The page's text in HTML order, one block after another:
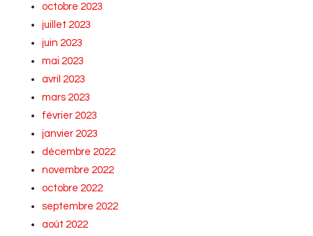
octobre 2023
juillet 2023
juin 2023
mai 2023
avril 2023
mars 2023
février 2023
janvier 2023
décembre 2022
novembre 2022
octobre 2022
septembre 2022
août 2022